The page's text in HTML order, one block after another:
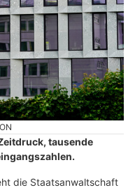
tausende
die Staatsanwaltschaft